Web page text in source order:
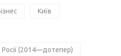
Київ
Росії (2014—дотепер)